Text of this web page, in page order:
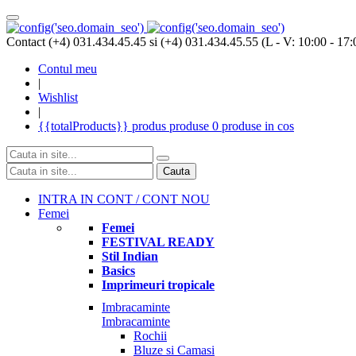
Contact (+4) 031.434.45.45 si (+4) 031.434.45.55 (L - V: 10:00 -
Contul meu
|
Wishlist
|
{{totalProducts}} produs produse 0 produse in cos
Cauta
INTRA IN CONT / CONT NOU
Femei
Femei
FESTIVAL READY
Stil Indian
Basics
Imprimeuri tropicale
Imbracaminte
Imbracaminte
Rochii
Bluze si Camasi